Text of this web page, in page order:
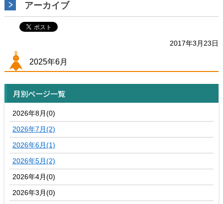
アーカイブ
2017年3月23日
2025年6月
月別ページ一覧
2026年8月(0)
2026年7月(2)
2026年6月(1)
2026年5月(2)
2026年4月(0)
2026年3月(0)